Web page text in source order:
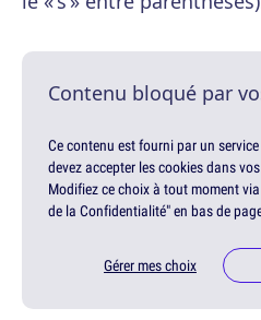
Contenu bloqué par
Ce contenu est fourni par un
devez accepter les cookies dans
Modifiez ce choix à tout moment
de la Confidentialité" en bas de
Gérer mes choix